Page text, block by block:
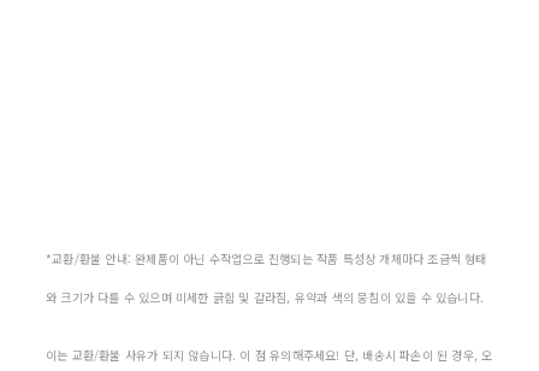
*교환/환불 안내: 완제품이 아닌 수작업으로 진행되는 작품 특성상 개체마다 조금씩 형태
와 크기가 다를 수 있으며 미세한 긁힘 및 갈라짐, 유약과 색의 뭉침이 있을 수 있습니다.
이는 교환/환불 사유가 되지 않습니다. 이 점 유의해주세요! 단, 배송시 파손이 된 경우, 오